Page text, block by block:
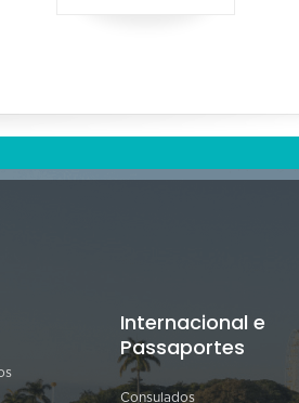
Internacional e
Passaportes
Consulados